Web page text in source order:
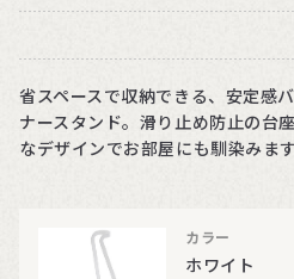
省スペースで収納できる、安定感
ナースタンド。滑り止め防止の台
なデザインでお部屋にも馴染みます
カラー
ホワイト